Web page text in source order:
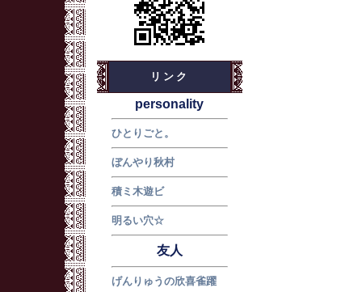
リンク
personality
ひとりごと。
ぼんやり秋村
積ミ木遊ビ
明るい穴☆
友人
げんりゅうの欣喜雀躍